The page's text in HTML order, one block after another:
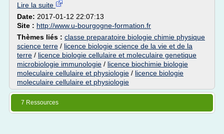
Lire la suite
Date: 2017-01-12 22:07:13
Site : http://www.u-bourgogne-formation.fr
Thèmes liés : classe preparatoire biologie chimie physique
science terre / licence biologie science de la vie et de la
terre / licence biologie cellulaire et moleculaire genetique
microbiologie immunologie / licence biochimie biologie
moleculaire cellulaire et physiologie / licence biologie
moleculaire cellulaire et physiologie
7 Ressources